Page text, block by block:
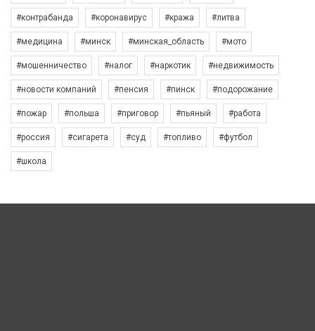
#контрабанда #коронавирус #кража #литва
#медицина #минск #минская_область #мото
#мошенничество #налог #наркотик #недвижимость
#новости компаний #пенсия #пинск #подорожание
#пожар #польша #приговор #пьяный #работа
#россия #сигарета #суд #топливо #футбол
#школа